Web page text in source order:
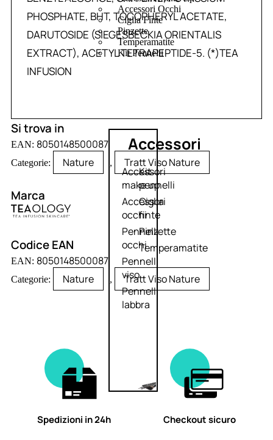
Accessori Occhi
Ciglia Finte
Pinzette
Temperamatite
Kit Pennelli
Accessori
Accessori
make up
Accessori
occhi
Pennelli
occhi
Pennelli
viso
Pennelli
labbra
Kit
pennelli
Ciglia
finte
Pinzette
Temperamatite
PHOSPHATE, BHT, TOCOPHERYL ACETATE,
DARUTOSIDE (SIEGESBECKIA ORIENTALIS
EXTRACT), ACETYL TETRAPEPTIDE-5. (*)TEA
INFUSION
Si trova in
EAN: 8050148500087
Categorie: Nature , Tratt Viso Nature
Marca
Codice EAN
EAN: 8050148500087
Categorie: Nature , Tratt Viso Nature
Spedizioni in 24h Checkout sicuro